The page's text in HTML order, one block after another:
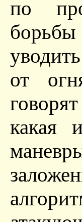
по
от
какая